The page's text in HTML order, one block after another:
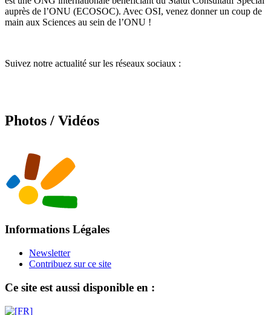
auprès de l’ONU (ECOSOC). Avec OSI, venez donner un coup de
main aux Sciences au sein de l’ONU !
Suivez notre actualité sur les réseaux sociaux :
Photos / Vidéos
Informations Légales
Newsletter
Contribuez sur ce site
Ce site est aussi disponible en :